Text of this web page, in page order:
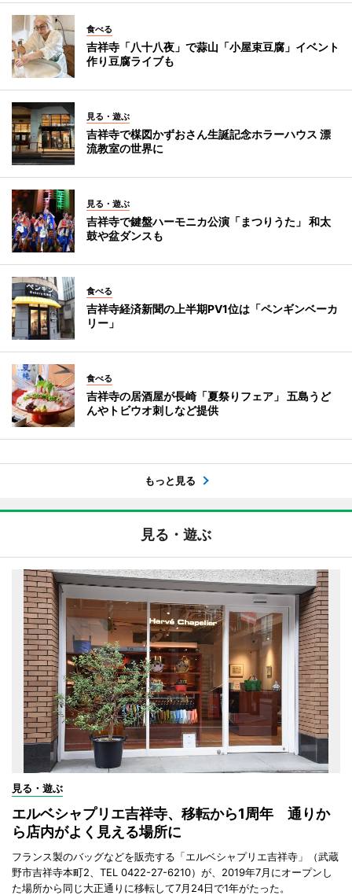
食べる
吉祥寺「八十八夜」で蒜山「小屋束豆腐」イベント
作り豆腐ライブも
見る・遊ぶ
吉祥寺で楳図かずおさん生誕記念ホラーハウス 漂
流教室の世界に
見る・遊ぶ
吉祥寺で鍵盤ハーモニカ公演「まつりうた」 和太
鼓や盆ダンスも
食べる
吉祥寺経済新聞の上半期PV1位は「ペンギンベーカ
リー」
食べる
吉祥寺の居酒屋が長崎「夏祭りフェア」 五島うど
んやトビウオ刺しなど提供
もっと見る
見る・遊ぶ
見る・遊ぶ
エルベシャプリエ吉祥寺、移転から1周年 通りか
ら店内がよく見える場所に
フランス製のバッグなどを販売する「エルベシャプリエ吉祥寺」（武蔵
野市吉祥寺本町2、TEL 0422-27-6210）が、2019年7月にオープンし
た場所から同じ大正通りに移転して7月24日で1年がたった。